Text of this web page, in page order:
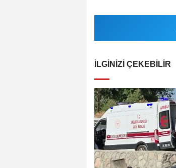
İLGINIZI ÇEKEBILIR